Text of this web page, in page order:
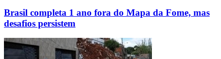
Brasil completa 1 ano fora do Mapa da Fome, mas
desafios persistem